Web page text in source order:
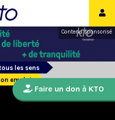
Contenu sponsorisé
les sens
emploi
Faire un don à KTO